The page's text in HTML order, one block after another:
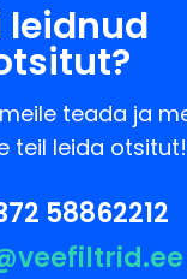
leidnud
teada ja
teil leida otsitut!
58862212